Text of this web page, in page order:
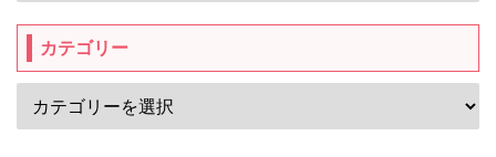
カテゴリー